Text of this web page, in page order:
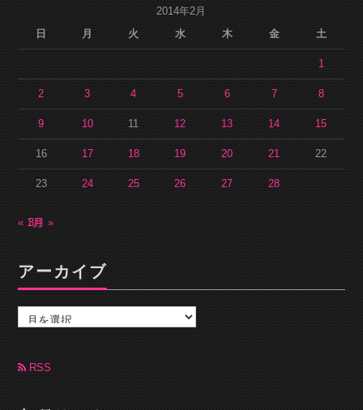
2014年2月
日
月 火 水 木 金 土
1
2 3 4 5 6 7 8
9 10 11 12 13 14 15
16 17 18 19 20 21 22
23 24 25 26 27 28
« 1月3月 »
アーカイブ
カ
ブ RSS